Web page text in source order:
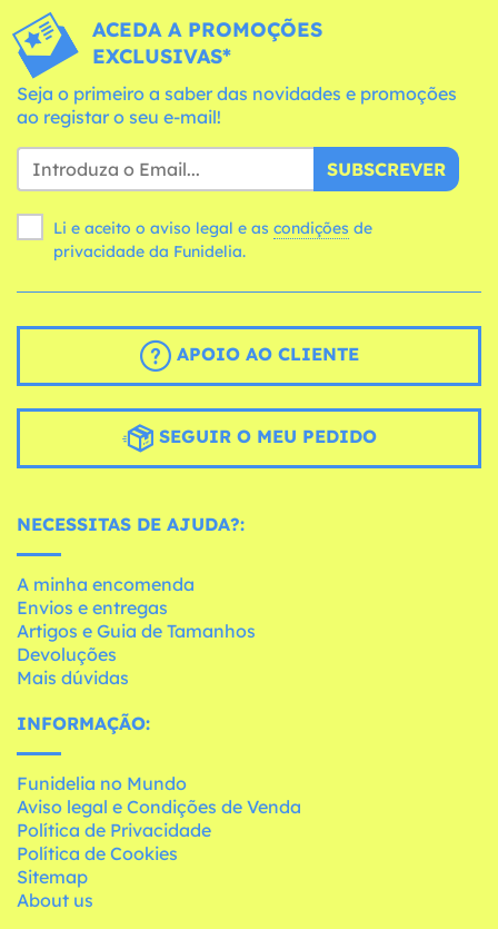
ACEDA A PROMOÇÕES
EXCLUSIVAS*
Seja o primeiro a saber das novidades e promoções
ao registar o seu e-mail!
SUBSCREVER
Li e aceito o aviso legal e as condições
privacidade da Funidelia.
APOIO AO CLIENTE
SEGUIR O MEU PEDIDO
NECESSITAS DE AJUDA?:
A minha encomenda
Envios e entregas
Artigos e Guia de Tamanhos
Devoluções
Mais dúvidas
INFORMAÇÃO:
Funidelia no Mundo
Aviso legal e Condições de Venda
Política de Privacidade
Política de Cookies
Sitemap
About us